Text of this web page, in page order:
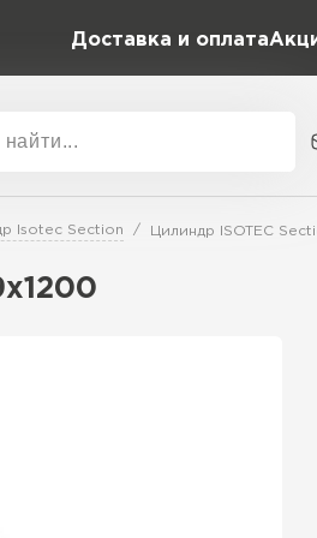
Доставка и оплата
Isotec Section Цилиндр ISOTEC